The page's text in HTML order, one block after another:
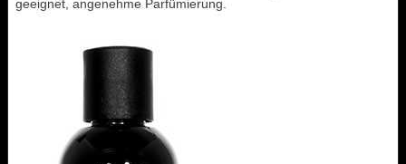
geeignet, angenehme Parfümierung.